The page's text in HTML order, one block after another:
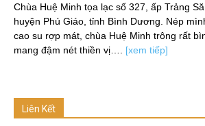
Chùa Huệ Minh tọa lạc số 327, ấp Trảng
huyện Phú Giáo, tỉnh Bình Dương. Nép
cao su rợp mát, chùa Huệ Minh trông rất
mang đậm nét thiền vị…. [xem tiếp]
Liên Kết